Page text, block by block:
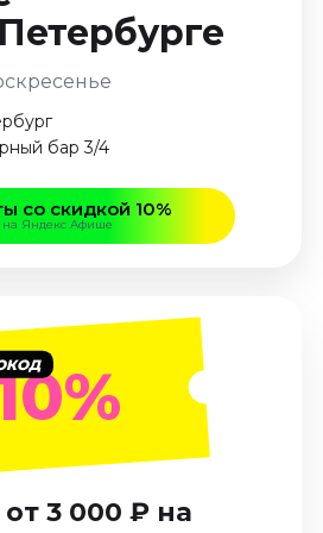
бар 3/4
со скидкой 10%
на Яндекс Афише
3 000 ₽ на